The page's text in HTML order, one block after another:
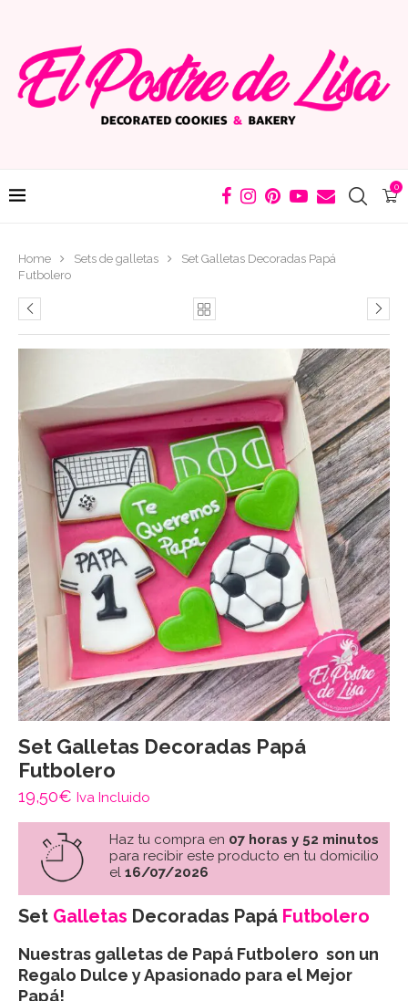
0
Home Sets de galletas
Set Galletas Decoradas Papá
Futbolero
Set Galletas Decoradas Papá
Futbolero
19,50€ Iva Incluido
Haz tu compra en 07 horas y 52 minutos
para recibir este producto en tu domicilio
el 16/07/2026
Set Galletas Decoradas Papá Futbolero
Nuestras galletas de Papá Futbolero son un
Regalo Dulce y Apasionado para el Mejor
Papá!